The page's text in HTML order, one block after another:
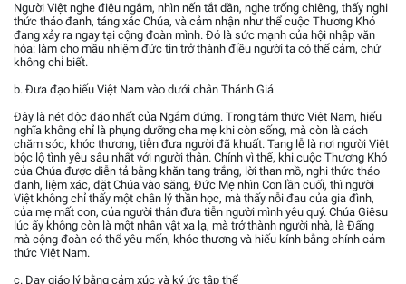
Người Việt nghe điệu ngắm, nhìn nến tắt dần, nghe trống chiêng, thấy nghi
thức tháo đanh, táng xác Chúa, và cảm nhận như thể cuộc Thương Khó
đang xảy ra ngay tại cộng đoàn mình. Đó là sức mạnh của hội nhập văn
hóa: làm cho mầu nhiệm đức tin trở thành điều người ta có thể cảm, chứ
không chỉ biết.
b. Đưa đạo hiếu Việt Nam vào dưới chân Thánh Giá
Đây là nét độc đáo nhất của Ngắm đứng. Trong tâm thức Việt Nam, hiếu
nghĩa không chỉ là phụng dưỡng cha mẹ khi còn sống, mà còn là cách
chăm sóc, khóc thương, tiễn đưa người đã khuất. Tang lễ là nơi người Việt
bộc lộ tình yêu sâu nhất với người thân. Chính vì thế, khi cuộc Thương Khó
của Chúa được diễn tả bằng khăn tang trắng, lời than mồ, nghi thức tháo
đanh, liệm xác, đặt Chúa vào săng, Đức Mẹ nhìn Con lần cuối, thì người
Việt không chỉ thấy một chân lý thần học, mà thấy nỗi đau của gia đình,
của mẹ mất con, của người thân đưa tiễn người mình yêu quý. Chúa Giêsu
lúc ấy không còn là một nhân vật xa lạ, mà trở thành người nhà, là Đấng
mà cộng đoàn có thể yêu mến, khóc thương và hiếu kính bằng chính cảm
thức Việt Nam.
c. Dạy giáo lý bằng cảm xúc và ký ức tập thể